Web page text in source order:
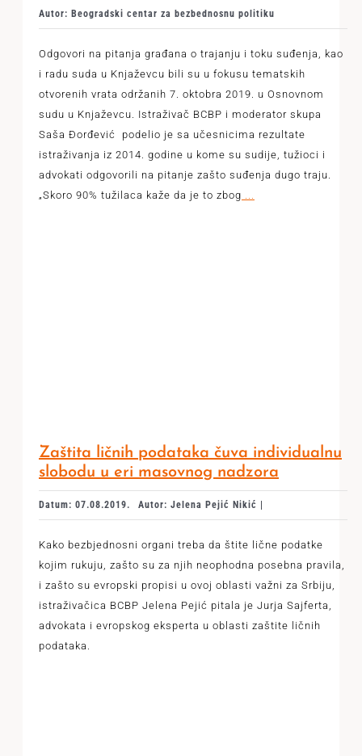
Autor: Beogradski centar za bezbednosnu politiku
Odgovori na pitanja građana o trajanju i toku suđenja, kao
i radu suda u Knjaževcu bili su u fokusu tematskih
otvorenih vrata održanih 7. oktobra 2019. u Osnovnom
sudu u Knjaževcu. Istraživač BCBP i moderator skupa
Saša Đorđević podelio je sa učesnicima rezultate
istraživanja iz 2014. godine u kome su sudije, tužioci i
advokati odgovorili na pitanje zašto suđenja dugo traju.
„Skoro 90% tužilaca kaže da je to zbog ...
Zaštita ličnih podataka čuva individualnu
slobodu u eri masovnog nadzora
Datum: 07.08.2019. Autor: Jelena Pejić Nikić |
Kako bezbjednosni organi treba da štite lične podatke
kojim rukuju, zašto su za njih neophodna posebna pravila,
i zašto su evropski propisi u ovoj oblasti važni za Srbiju,
istraživačica BCBP Jelena Pejić pitala je Jurja Sajferta,
advokata i evropskog eksperta u oblasti zaštite ličnih
podataka.